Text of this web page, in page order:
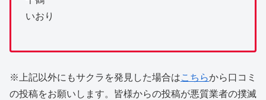
いおり
※上記以外にもサクラを発見した場合はこちらから口コミ
の投稿をお願いします。皆様からの投稿が悪質業者の撲滅